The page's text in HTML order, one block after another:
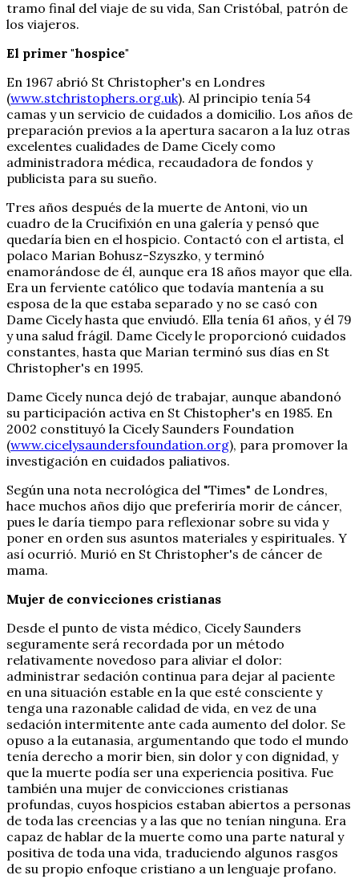
tramo final del viaje de su vida, San Cristóbal, patrón de
los viajeros.
El primer "hospice"
En 1967 abrió St Christopher's en Londres
(www.stchristophers.org.uk). Al principio tenía 54
camas y un servicio de cuidados a domicilio. Los años de
preparación previos a la apertura sacaron a la luz otras
excelentes cualidades de Dame Cicely como
administradora médica, recaudadora de fondos y
publicista para su sueño.
Tres años después de la muerte de Antoni, vio un
cuadro de la Crucifixión en una galería y pensó que
quedaría bien en el hospicio. Contactó con el artista, el
polaco Marian Bohusz-Szyszko, y terminó
enamorándose de él, aunque era 18 años mayor que ella.
Era un ferviente católico que todavía mantenía a su
esposa de la que estaba separado y no se casó con
Dame Cicely hasta que enviudó. Ella tenía 61 años, y él 79
y una salud frágil. Dame Cicely le proporcionó cuidados
constantes, hasta que Marian terminó sus días en St
Christopher's en 1995.
Dame Cicely nunca dejó de trabajar, aunque abandonó
su participación activa en St Chistopher's en 1985. En
2002 constituyó la Cicely Saunders Foundation
(www.cicelysaundersfoundation.org), para promover la
investigación en cuidados paliativos.
Según una nota necrológica del "Times" de Londres,
hace muchos años dijo que preferiría morir de cáncer,
pues le daría tiempo para reflexionar sobre su vida y
poner en orden sus asuntos materiales y espirituales. Y
así ocurrió. Murió en St Christopher's de cáncer de
mama.
Mujer de convicciones cristianas
Desde el punto de vista médico, Cicely Saunders
seguramente será recordada por un método
relativamente novedoso para aliviar el dolor:
administrar sedación continua para dejar al paciente
en una situación estable en la que esté consciente y
tenga una razonable calidad de vida, en vez de una
sedación intermitente ante cada aumento del dolor. Se
opuso a la eutanasia, argumentando que todo el mundo
tenía derecho a morir bien, sin dolor y con dignidad, y
que la muerte podía ser una experiencia positiva. Fue
también una mujer de convicciones cristianas
profundas, cuyos hospicios estaban abiertos a personas
de toda las creencias y a las que no tenían ninguna. Era
capaz de hablar de la muerte como una parte natural y
positiva de toda una vida, traduciendo algunos rasgos
de su propio enfoque cristiano a un lenguaje profano.